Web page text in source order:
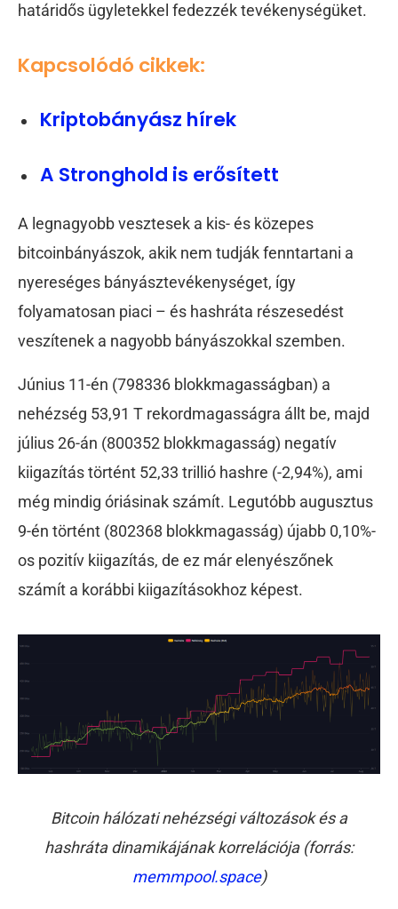
határidős ügyletekkel fedezzék tevékenységüket.
Kapcsolódó cikkek:
Kriptobányász hírek
A Stronghold is erősített
A legnagyobb vesztesek a kis- és közepes
bitcoinbányászok, akik nem tudják fenntartani a
nyereséges bányásztevékenységet, így
folyamatosan piaci – és hashráta részesedést
veszítenek a nagyobb bányászokkal szemben.
Június 11-én (798336 blokkmagasságban) a
nehézség 53,91 T rekordmagasságra állt be, majd
július 26-án (800352 blokkmagasság) negatív
kiigazítás történt 52,33 trillió hashre (-2,94%), ami
még mindig óriásinak számít. Legutóbb augusztus
9-én történt (802368 blokkmagasság) újabb 0,10%-
os pozitív kiigazítás, de ez már elenyészőnek
számít a korábbi kiigazításokhoz képest.
Bitcoin hálózati nehézségi változások és a
hashráta dinamikájának korrelációja (forrás:
memmpool.space)